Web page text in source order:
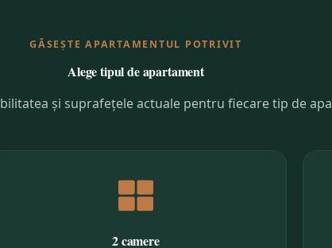
GĂSEȘTE APARTAMENTUL POTRIVIT
Alege tipul de apartament
și suprafețele actuale pentru fiecare tip de
2 camere